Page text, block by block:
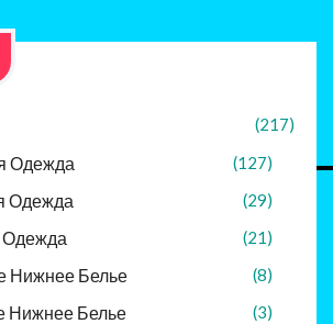
(217)
Одежда (127)
Одежда (29)
Одежда (21)
Нижнее Белье (8)
Нижнее Белье (3)